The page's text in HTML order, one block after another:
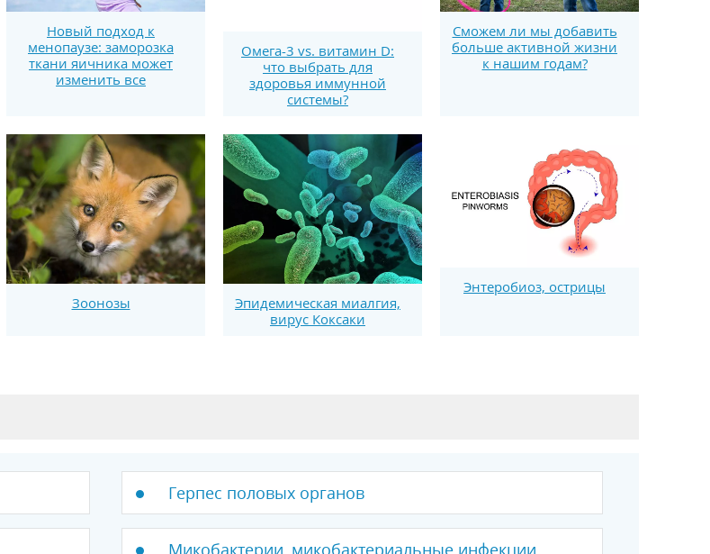
Новый подход к
менопаузе: заморозка
ткани яичника может
изменить все
Омега-3 vs. витамин D:
что выбрать для
здоровья иммунной
системы?
Сможем ли мы добавить
больше активной жизни
к нашим годам?
Зоонозы
Эпидемическая миалгия,
вирус Коксаки
Энтеробиоз, острицы
Герпес половых органов